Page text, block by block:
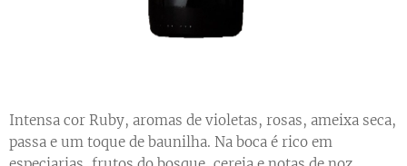
Intensa cor Ruby, aromas de violetas, rosas, ameixa seca,
passa e um toque de baunilha. Na boca é rico em